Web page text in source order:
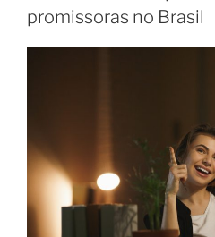
Descubra
promissoras no Brasil